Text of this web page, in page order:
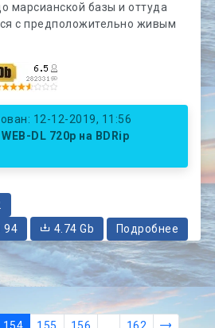
марсианской базы и оттуда
с предположительно живым
12-12-2019, 11:56
DL 720p на BDRip
94 4.74 Gb Подробнее